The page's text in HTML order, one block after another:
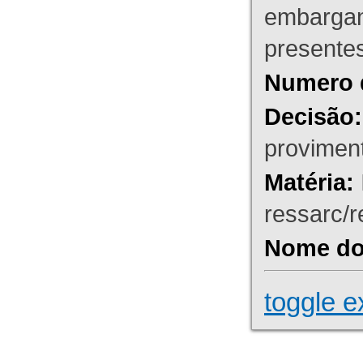
Numero
Decisão:
Matéria:
ressarc/
Nome
toggle